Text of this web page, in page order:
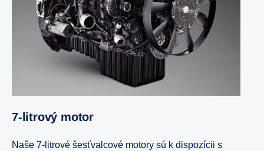
7-litrový motor
Naše 7-litrové šesťvalcové motory sú k dispozícii s